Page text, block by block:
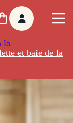
la
et baie de la